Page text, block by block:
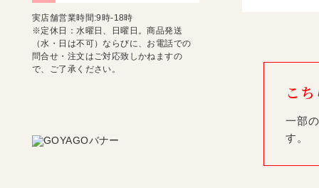
こ
一部
す。
実店舗営業時間:9時-18時
※定休日：水曜日、日曜日。商品発送
（水・日は不可）ならびに、お電話での
問合せ・注文はご対応致しかねますの
で、ご了承ください。